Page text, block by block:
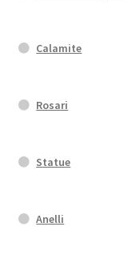
Calamite
Rosari
Statue
Anelli